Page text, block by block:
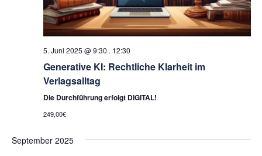
5. Juni 2025 @ 9:30 . 12:30
Generative KI: Rechtliche Klarheit im
Verlagsalltag
Die Durchführung erfolgt DIGITAL!
249,00€
September 2025